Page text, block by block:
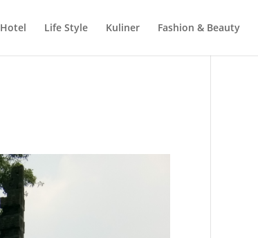
Hotel Life Style Kuliner Fashion & Beauty